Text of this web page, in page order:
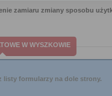
zamiaru zmiany sposobu
W WYSZKOWIE
listy formularzy na dole strony.